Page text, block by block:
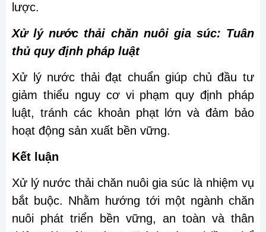
lược.
Xử lý nước thải chăn nuôi gia súc: Tuân
thủ quy định pháp luật
Xử lý nước thải đạt chuẩn giúp chủ đầu tư
giảm thiểu nguy cơ vi phạm quy định pháp
luật, tránh các khoản phạt lớn và đảm bảo
hoạt động sản xuất bền vững.
Kết luận
Xử lý nước thải chăn nuôi gia súc là nhiệm vụ
bắt buộc. Nhằm hướng tới một ngành chăn
nuôi phát triển bền vững, an toàn và thân